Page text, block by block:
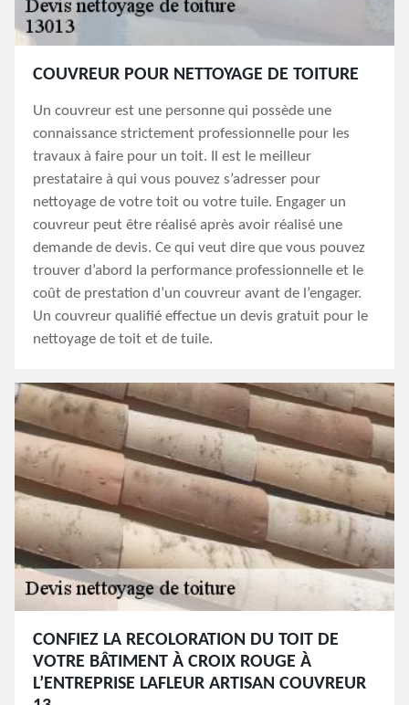
COUVREUR POUR NETTOYAGE DE TOITURE
Un couvreur est une personne qui possède une
connaissance strictement professionnelle pour les
travaux à faire pour un toit. Il est le meilleur
prestataire à qui vous pouvez s’adresser pour
nettoyage de votre toit ou votre tuile. Engager un
couvreur peut être réalisé après avoir réalisé une
demande de devis. Ce qui veut dire que vous pouvez
trouver d’abord la performance professionnelle et le
coût de prestation d’un couvreur avant de l’engager.
Un couvreur qualifié effectue un devis gratuit pour le
nettoyage de toit et de tuile.
CONFIEZ LA RECOLORATION DU TOIT DE
VOTRE BÂTIMENT À CROIX ROUGE À
L’ENTREPRISE LAFLEUR ARTISAN COUVREUR